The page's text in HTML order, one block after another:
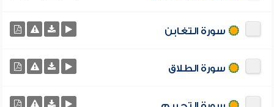
سورة التغابن
سورة الطلاق